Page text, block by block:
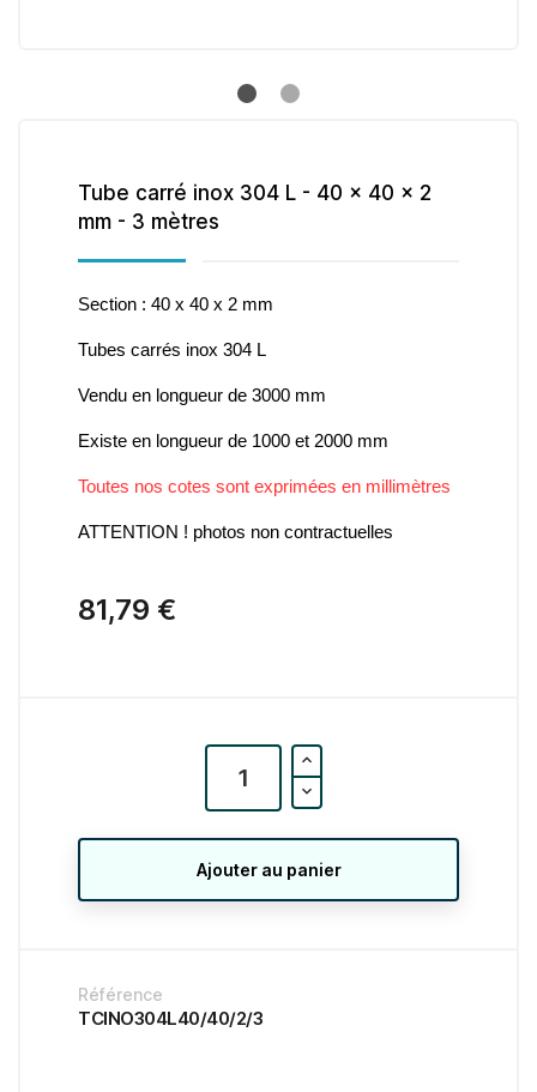
Tube carré inox 304 L - 40 x 40 x 2
mm - 3 mètres
Section : 40 x 40 x 2 mm
Tubes carrés inox 304 L
Vendu en longueur de 3000 mm
Existe en longueur de 1000 et 2000 mm
Toutes nos cotes sont exprimées en millimètres
ATTENTION ! photos non contractuelles
81,79 €
Ajouter au panier
Référence
TCINO304L40/40/2/3